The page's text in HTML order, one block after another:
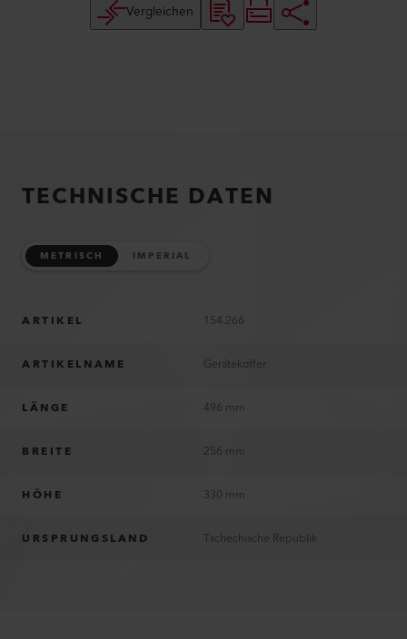
Vergleichen
TECHNISCHE DATEN
METRISCH IMPERIAL
ARTIKEL 154.266
ARTIKELNAME Gerätekoffer
LÄNGE 496 mm
BREITE 256 mm
HÖHE 330 mm
URSPRUNGSLAND Tschechische Republik